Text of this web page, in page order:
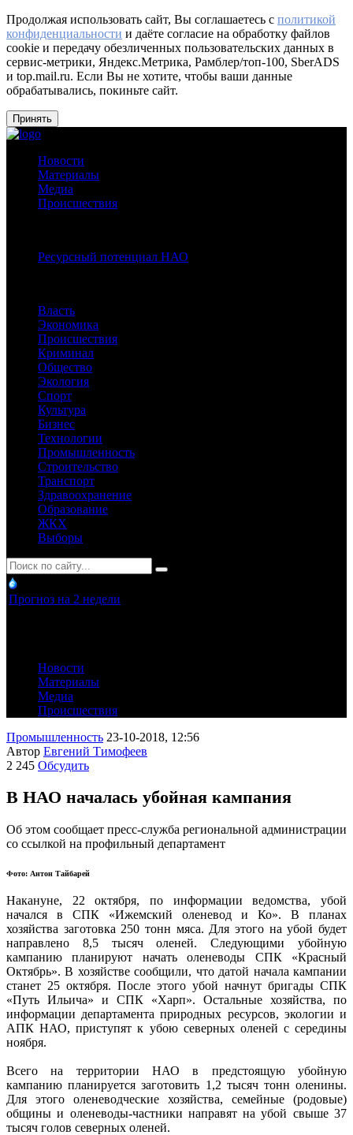
Продолжая использовать сайт, Вы соглашаетесь с политикой
конфиденциальности и даёте согласие на обработку файлов
cookie и передачу обезличенных пользовательских данных в
сервис-метрики, Яндекс.Метрика, Рамблер/топ-100, SberADS
и top.mail.ru. Если Вы не хотите, чтобы ваши данные
обрабатывались, покиньте сайт.
Принять
Новости
Материалы
Медиа
Происшествия
Ресурсный потенциал НАО
Власть
Экономика
Происшествия
Криминал
Общество
Экология
Спорт
Культура
Бизнес
Технологии
Промышленность
Строительство
Транспорт
Здравоохранение
Образование
ЖКХ
Выборы
Прогноз на 2 недели
Новости
Материалы
Медиа
Происшествия
Промышленность 23-10-2018, 12:56
Автор Евгений Тимофеев
2 245 Обсудить
В НАО началась убойная кампания
Об этом сообщает пресс-служба региональной администрации
со ссылкой на профильный департамент
Фото: Антон Тайбарей
Накануне, 22 октября, по информации ведомства, убой
начался в СПК «Ижемский оленевод и Ко». В планах
хозяйства заготовка 250 тонн мяса. Для этого на убой будет
направлено 8,5 тысяч оленей. Следующими убойную
кампанию планируют начать оленеводы СПК «Красный
Октябрь». В хозяйстве сообщили, что датой начала кампании
станет 25 октября. После этого убой начнут бригады СПК
«Путь Ильича» и СПК «Харп». Остальные хозяйства, по
информации департамента природных ресурсов, экологии и
АПК НАО, приступят к убою северных оленей с середины
ноября.
Всего на территории НАО в предстоящую убойную
кампанию планируется заготовить 1,2 тысяч тонн оленины.
Для этого оленеводческие хозяйства, семейные (родовые)
общины и оленеводы-частники направят на убой свыше 37
тысяч голов северных оленей.